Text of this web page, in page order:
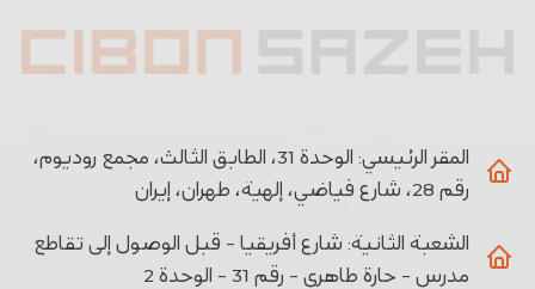
المقر الرئيسي:
الوحدة 31، الطابق الثالث، مجمع روديوم،
رقم 28، شارع فياضي، إلهية، طهران، إيران
الشعبة الثانیة: شارع أفريقيا - قبل الوصول إلى تقاطع
مدرس - حارة طاهري - رقم 31 - الوحدة 2